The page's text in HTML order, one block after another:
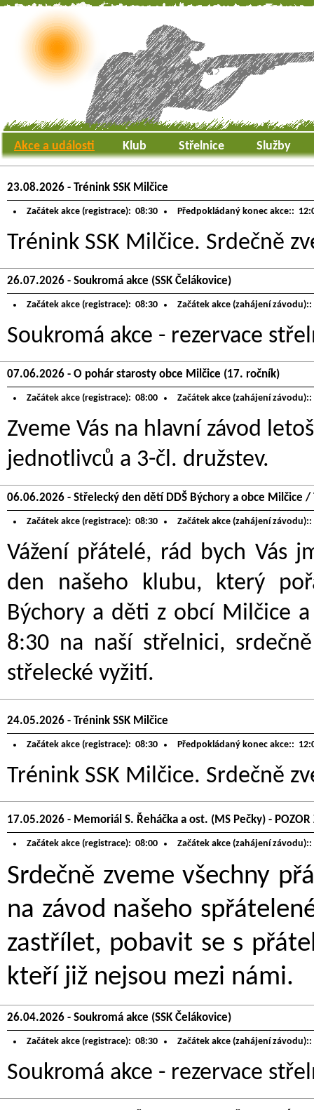
Akce a události Klub Střelnice Služby
23.08.2026 - Trénink SSK Milčice
Začátek akce (registrace): 08:30 Předpokládaný konec akce::
Trénink SSK Milčice. Srdečně
26.07.2026 - Soukromá akce (SSK Čelákovice)
Začátek akce (registrace): 08:30 Začátek akce (zahájení závodu)::
Soukromá akce - rezervace
07.06.2026 - O pohár starosty obce Milčice (17. ročník)
Začátek akce (registrace): 08:00 Začátek akce (zahájení závodu)::
Zveme Vás na hlavní závod
jednotlivců a 3-čl. družstev.
06.06.2026 - Střelecký den dětí DDŠ Býchory a obce Milčice /
Začátek akce (registrace): 08:30 Začátek akce (zahájení závodu)::
Vážení přátelé, rád bych Vás
den našeho klubu, který
Býchory a děti z obcí Milčice
8:30 na naší střelnici,
střelecké vyžití.
24.05.2026 - Trénink SSK Milčice
Začátek akce (registrace): 08:30 Předpokládaný konec akce::
Trénink SSK Milčice. Srdečně
17.05.2026 - Memoriál S. Řeháčka a ost. (MS Pečky) - POZOR
Začátek akce (registrace): 08:00 Začátek akce (zahájení závodu)::
Srdečně zveme všechny
na závod našeho
zastřílet, pobavit se s
kteří již nejsou mezi námi.
26.04.2026 - Soukromá akce (SSK Čelákovice)
Začátek akce (registrace): 08:30 Začátek akce (zahájení závodu)::
Soukromá akce - rezervace